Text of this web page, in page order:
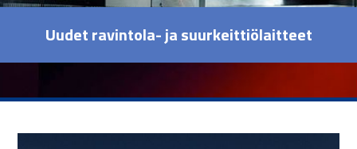
Uudet ravintola- ja suurkeittiölaitteet